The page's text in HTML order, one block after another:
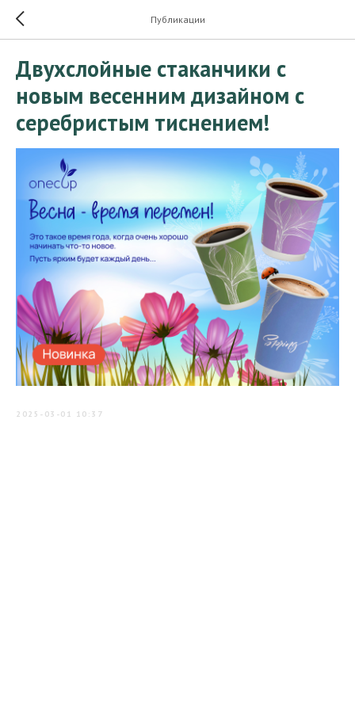
Публикации
Двухслойные стаканчики с
новым весенним дизайном с
серебристым тиснением!
2025-03-01 10:37